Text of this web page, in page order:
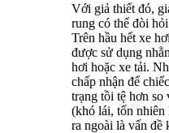
Với giả thiết đó,
rung có thể đòi
Trên hầu hết xe
được sử dụng
hơi hoặc xe tải.
chấp nhận để
trạng tồi tệ hơn
(khó lái, tốn
ra ngoài là vấn đề